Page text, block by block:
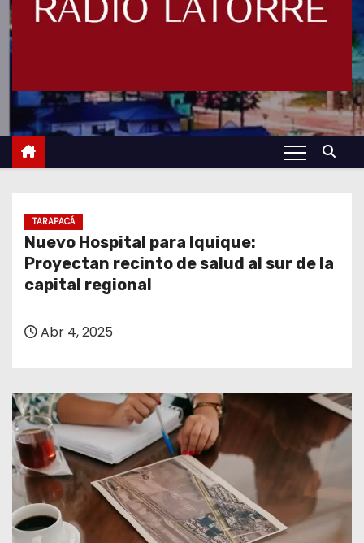
TARAPACÁ
Nuevo Hospital para Iquique:
Proyectan recinto de salud al sur de la
capital regional
Abr 4, 2025